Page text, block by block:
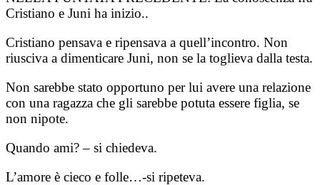
Cristiano e Juni ha inizio..
Cristiano pensava e ripensava a quell’incontro. Non
riusciva a dimenticare Juni, non se la toglieva dalla testa.
Non sarebbe stato opportuno per lui avere una relazione
con una ragazza che gli sarebbe potuta essere figlia, se
non nipote.
Quando ami? – si chiedeva.
L’amore è cieco e folle…-si ripeteva.